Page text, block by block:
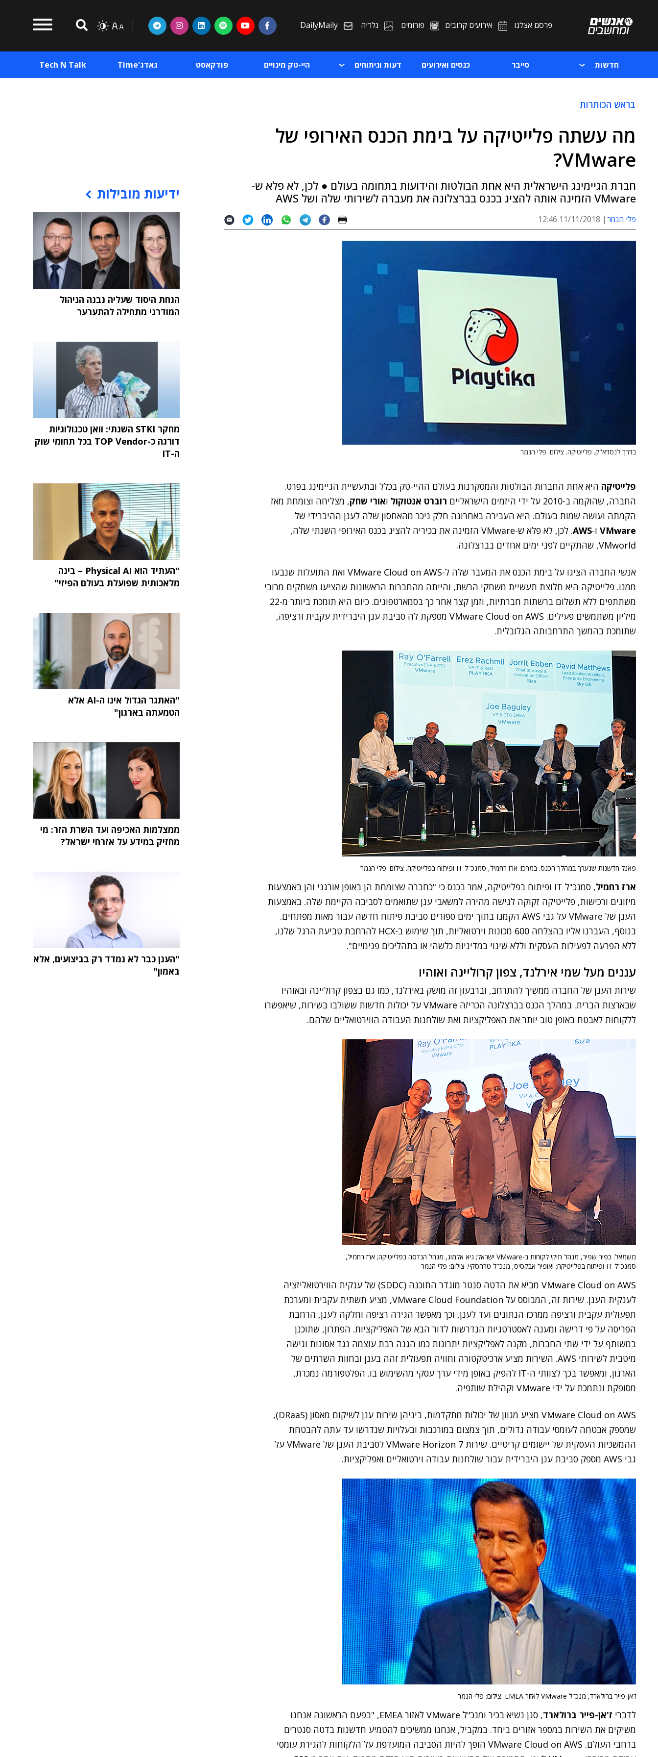
פרסם אצלנו אירועים קרובים פורומים גלריה DailyMaily
חדשות סייבר כנסים ואירועים דעות וניתוחים היי-טק מינויים פודקאסט גאדג'Time Tech N Talk
בראש הכותרות
מה עשתה פלייטיקה על בימת הכנס האירופי של
VMware?
חברת הגיימינג הישראלית היא אחת הבולטות והידועות בתחומה בעולם ● לכן, לא פלא ש-
VMware הזמינה אותה להציג בכנס בברצלונה את מעברה לשירותי שלה ושל AWS
פלי הנמר 11/11/2018 12:46
בדרך לנסדא"ק. פלייטיקה. צילום: פלי הנמר
פלייטיקה היא אחת החברות הבולטות והמסקרנות בעולם ההיי-טק בכלל ובתעשיית הגיימינג בפרט.
החברה, שהוקמה ב-2010 על ידי היזמים הישראליים
רוברט אנטוקול ואורי שחק, מצליחה וצומחת מאז
הקמתה ועושה שמות בעולם. היא העבירה באחרונה חלק ניכר מהאחסון שלה לענן ההיברידי של
VMware ו-AWS
. לכן, לא פלא ש-VMware הזמינה את בכיריה להציג בכנס האירופי השנתי שלה,
VMworld, שהתקיים לפני ימים אחדים בברצלונה.
אנשי החברה הציגו על בימת הכנס את המעבר שלה ל-VMware Cloud on AWS ואת התועלות שנבעו
ממנו. פלייטיקה היא חלוצת תעשיית משחקי הרשת, והייתה מהחברות הראשונות שהציעו משחקים מרובי
משתתפים ללא תשלום ברשתות חברתיות, וזמן קצר אחר כך בסמארטפונים. כיום היא תומכת ביותר מ-22
מיליון משתמשים פעילים. VMware Cloud on AWS מספקת לה סביבת ענן היברידית עקבית ורציפה,
שתומכת בהמשך התרחבותה הגלובלית.
פאנל חדשנות שנערך במהלך הכנס. במרכז: ארז רחמיל, סמנכ"ל IT ופיתוח בפלייטיקה. צילום: פלי הנמר
ארז רחמיל
, סמנכ"ל IT ופיתוח בפלייטיקה, אמר בכנס כי "כחברה שצומחת הן באופן אורגני והן באמצעות
מיזוגים ורכישות, פלייטיקה זקוקה לגישה מהירה למשאבי ענן שתואמים לסביבה הקיימת שלה. באמצעות
הענן של VMware על גבי AWS הקמנו בתוך ימים ספורים סביבת פיתוח חדשה עבור מאות מפתחים.
בנוסף, העברנו אליו בהצלחה 600 מכונות וירטואליות, תוך שימוש ב-HCX להרחבת טביעת הרגל שלנו,
ללא הפרעה לפעילות העסקית וללא שינוי במדיניות כלשהי או בתהליכים פנימיים".
עננים מעל שמי אירלנד, צפון קרוליינה ואוהיו
שירות הענן של החברה ממשיך להתרחב, וברבעון זה מושק באירלנד, כמו גם בצפון קרוליינה ובאוהיו
שבארצות הברית. במהלך הכנס בברצלונה הכריזה VMware על יכולות חדשות ששולבו בשירות, שיאפשרו
ללקוחות לאבטח באופן טוב יותר את האפליקציות ואת שולחנות העבודה הווירטואליים שלהם.
משמאל: כפיר שפיר, מנהל תיקי לקוחות ב-VMware ישראל; גיא אלמוג, מנהל הנדסה בפלייטיקה; ארז רחמיל,
סמנכ"ל IT ופיתוח בפלייטיקה; ואופיר אבקסיס, מנכ"ל טרהסקיי. צילום: פלי הנמר
VMware Cloud on AWS מביא את הדטה סנטר מוגדר התוכנה (SDDC) של ענקית הווירטואליזציה
לענקית הענן. שירות זה, המבוסס על VMware Cloud Foundation, מציע תשתית עקבית ומערכת
תפעולית עקבית ורציפה ממרכז הנתונים ועד לענן, וכך מאפשר הגירה רציפה וחלקה לענן, הרחבת
הפריסה על פי דרישה ומענה לאסטרטגיות הנדרשות לדור הבא של האפליקציות. הפתרון, שתוכנן
במשותף על ידי שתי החברות, מקנה לאפליקציות יתרונות כמו הגנה רבת עוצמה נגד אסונות וגישה
מיטבית לשירותי AWS. השירות מציע ארכיטקטורה וחוויה תפעולית זהה בענן ובחוות השרתים של
הארגון, ומאפשר בכך לצוותי ה-IT להפיק באופן מידי ערך עסקי מהשימוש בו. הפלטפורמה נמכרת,
מסופקת ונתמכת על ידי VMware וקהילת שותפיה.
VMware Cloud on AWS מציע מגוון של יכולות מתקדמות, ביניהן שירות ענן לשיקום מאסון (DRaaS),
שמספק אבטחה לעומסי עבודה גדולים, תוך צמצום במורכבות ובעלויות שנדרשו עד עתה להבטחת
ההמשכיות העסקית של יישומים קריטיים. שירות VMware Horizon 7 לסביבת הענן של VMware על
גבי AWS מספק סביבת ענן היברידית עבור שולחנות עבודה וירטואליים ואפליקציות.
ז'אן-פייר ברולארד, מנכ"ל VMware לאזור EMEA. צילום: פלי הנמר
לדברי ז'אן-פייר ברולארד
, סגן נשיא בכיר ומנכ"ל VMware לאזור EMEA, "בפעם הראשונה אנחנו
משיקים את השירות במספר אזורים ביחד. במקביל, אנחנו ממשיכים להטמיע חדשנות בדטה סנטרים
ברחבי העולם. VMware Cloud on AWS הופך להיות הסביבה המועדפת על הלקוחות להגירת עומסי
ידיעות מובילות
הנחת היסוד שעליה נבנה הניהול
המודרני מתחילה להתערער
מחקר STKI השנתי: וואן טכנולוגיות
דורגה כ-TOP Vendor בכל תחומי שוק
ה-IT
"העתיד הוא Physical AI – בינה
מלאכותית שפועלת בעולם הפיזי"
"האתגר הגדול אינו ה-AI אלא
הטמעתה בארגון"
ממצלמות האכיפה ועד השרת הזר: מי
מחזיק במידע על אזרחי ישראל?
"הענן כבר לא נמדד רק בביצועים, אלא
באמון"